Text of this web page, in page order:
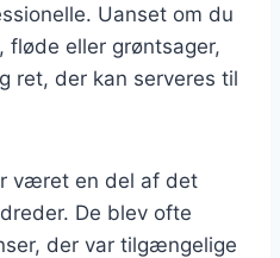
Uanset om du
eller grøntsager,
ret, der kan serveres til
været en del af det
De blev ofte
der var tilgængelige